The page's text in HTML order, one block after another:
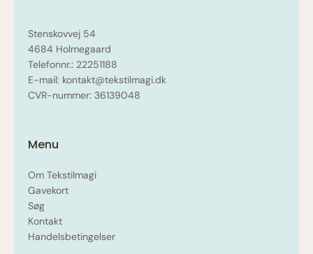
Stenskovvej 54
4684 Holmegaard
Telefonnr.: 22251188
E-mail: kontakt@tekstilmagi.dk
CVR-nummer: 36139048
Menu
Om Tekstilmagi
Gavekort
Søg
Kontakt
Handelsbetingelser